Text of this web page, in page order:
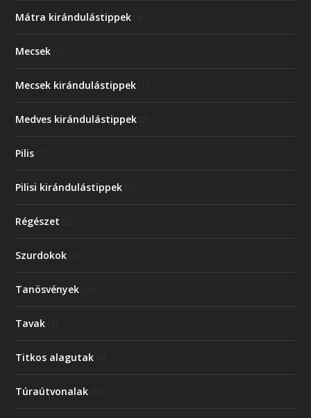
Mátra kirándulástippek
Mecsek
Mecsek kirándulástippek
Medves kirándulástippek
Pilis
Pilisi kirándulástippek
Régészet
Szurdokok
Tanösvények
Tavak
Titkos alagutak
Túraútvonalak